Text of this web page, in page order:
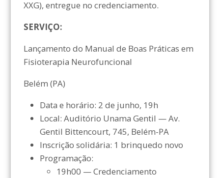
XXG), entregue no credenciamento.
SERVIÇO:
Lançamento do Manual de Boas Práticas em
Fisioterapia Neurofuncional
Belém (PA)
Data e horário: 2 de junho, 19h
Local: Auditório Unama Gentil — Av.
Gentil Bittencourt, 745, Belém-PA
Inscrição solidária: 1 brinquedo novo
Programação:
19h00 — Credenciamento